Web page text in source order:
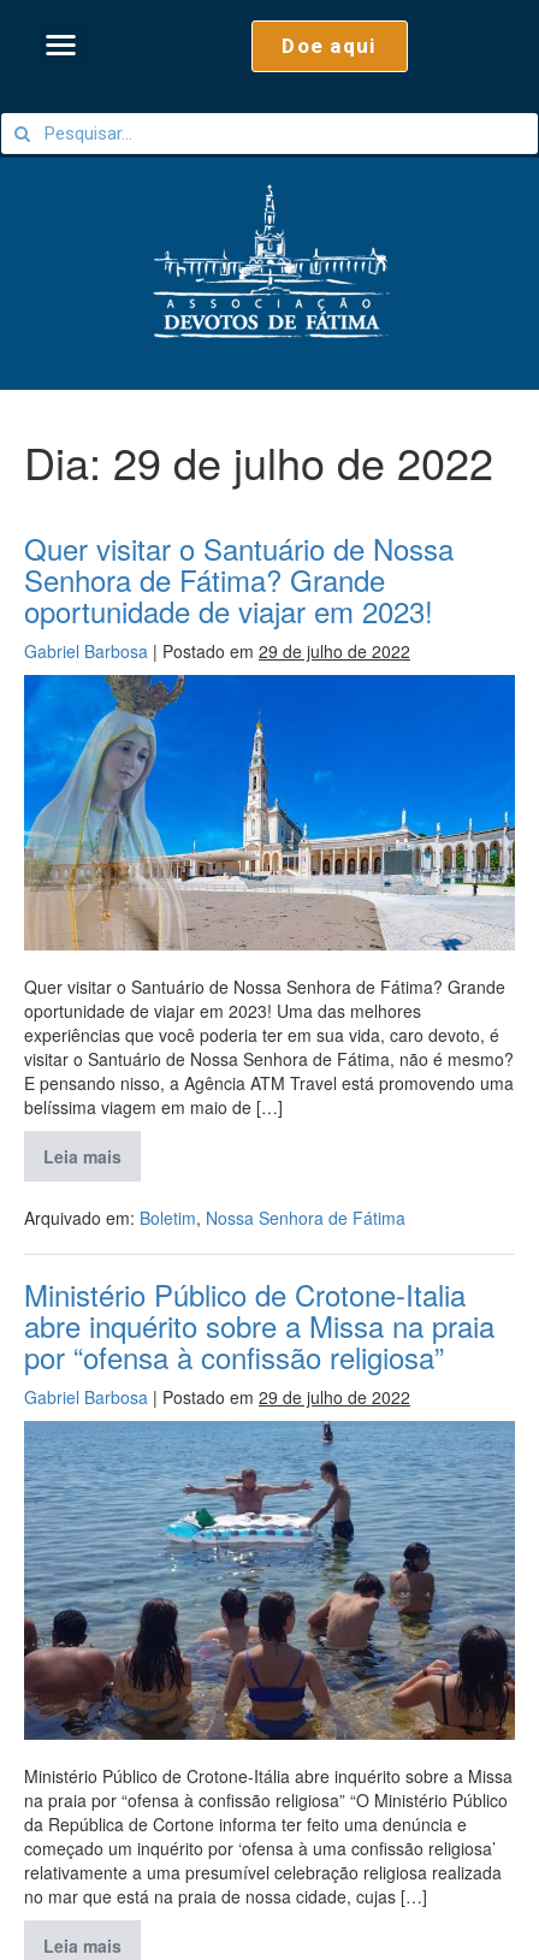
Doe aqui
Dia: 29 de julho de 2022
Quer visitar o Santuário de Nossa
Senhora de Fátima? Grande
oportunidade de viajar em 2023!
Gabriel Barbosa | Postado em 29 de julho de 2022
Quer visitar o Santuário de Nossa Senhora de Fátima? Grande
oportunidade de viajar em 2023! Uma das melhores
experiências que você poderia ter em sua vida, caro devoto, é
visitar o Santuário de Nossa Senhora de Fátima, não é mesmo?
E pensando nisso, a Agência ATM Travel está promovendo uma
belíssima viagem em maio de […]
Leia mais
Arquivado em: Boletim, Nossa Senhora de Fátima
Ministério Público de Crotone-Italia
abre inquérito sobre a Missa na praia
por “ofensa à confissão religiosa”
Gabriel Barbosa | Postado em 29 de julho de 2022
Ministério Público de Crotone-Itália abre inquérito sobre a Missa
na praia por “ofensa à confissão religiosa” “O Ministério Público
da República de Cortone informa ter feito uma denúncia e
começado um inquérito por ‘ofensa à uma confissão religiosa’
relativamente a uma presumível celebração religiosa realizada
no mar que está na praia de nossa cidade, cujas […]
Leia mais